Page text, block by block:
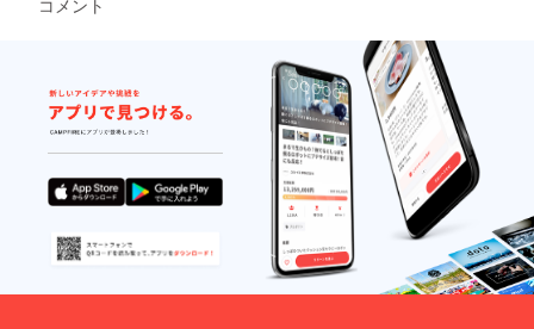
の ⑥社
会問題
につい
て主義
又は主
張にあ
たるも
の ⑥虚
偽であ
るもの
又は誤
認され
るおそ
れのあ
令、条
例及び
規則等
に違反
するも
の又は
そのお
それの
あるも
の ②公
序良俗
に反す
るもの
又はそ
に以下
の記載
をお願
いしま
す。 ①
希望す
る画像
②リン
ク先と
なる
URL ③
簡単な
自己紹
介（お